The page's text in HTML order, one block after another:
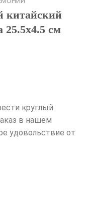
китайский
см
круглый
в нашем
удовольствие от